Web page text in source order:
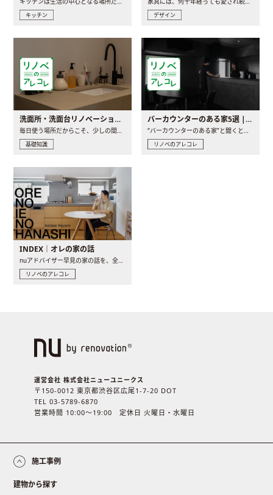
キッチン デザイン
洗面所・洗面台リノベーションの事例と間取りアイデア
毎日使う場所だからこそ、少しの間取りの工夫や素材の選び方で..
基礎知識
バーカウンターのある家5選 | 日常に馴染む“距離の近い”キッチンとは
“バーカウンターのある家”と聞くと、少し特別な、大人のための..
リノベのアレコレ
INDEX｜オレの家の話
リノベのアレコレ
運営会社 株式会社ニューユニークス
〒150-0012 東京都渋谷区広尾1-7-20 DOT
TEL 03-5789-6870
営業時間 10:00〜19:00 定休日 火曜日・水曜日
施工事例
建物から探す